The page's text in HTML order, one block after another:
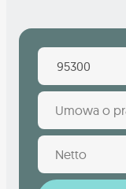
Umowa o
Netto